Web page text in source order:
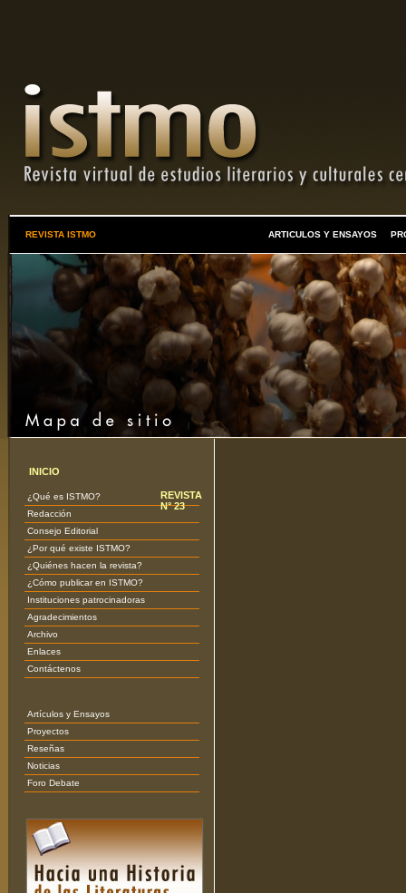
REVISTA ISTMO ARTICULOS Y ENSAYOS
INICIO
¿Qué es ISTMO?
Redacción
Consejo Editorial
¿Por qué existe ISTMO?
¿Quiénes hacen la revista?
¿Cómo publicar en ISTMO?
Instituciones patrocinadoras
Agradecimientos
Archivo
Enlaces
Contáctenos
REVISTA
N° 23
Artículos y Ensayos
Proyectos
Reseñas
Noticias
Foro Debate